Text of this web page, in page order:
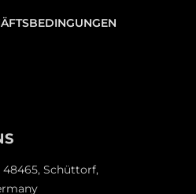
48465, Schüttorf,